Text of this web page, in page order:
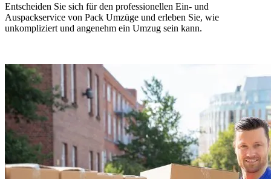
Entscheiden Sie sich für den professionellen Ein- und
Auspackservice von Pack Umzüge und erleben Sie, wie
unkompliziert und angenehm ein Umzug sein kann.